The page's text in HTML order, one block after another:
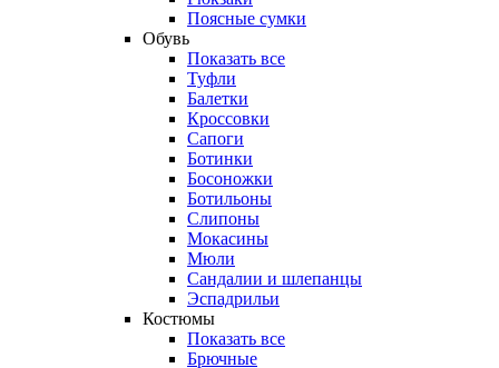
Поясные сумки
Обувь
Показать все
Туфли
Балетки
Кроссовки
Сапоги
Ботинки
Босоножки
Ботильоны
Слипоны
Мокасины
Мюли
Сандалии и шлепанцы
Эспадрильи
Костюмы
Показать все
Брючные